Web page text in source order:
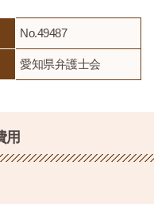
No.49487
愛知県弁護士会
用